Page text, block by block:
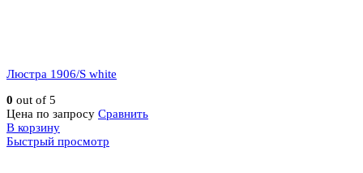
Люстра 1906/S white
0 out of 5
Цена по запросу Сравнить
В корзину
Быстрый просмотр